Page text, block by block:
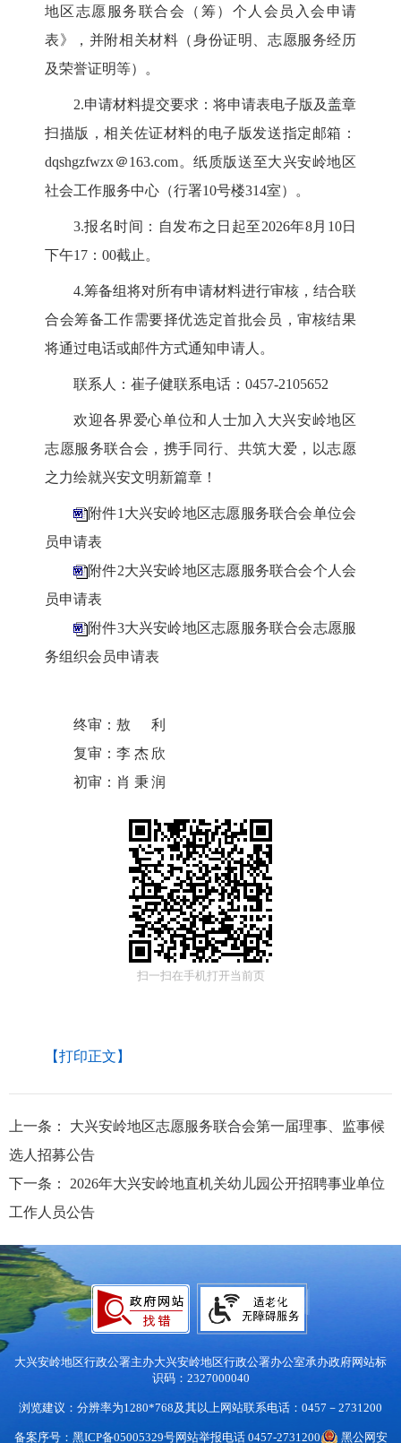
地区志愿服务联合会（筹）个人会员入会申请
表》，并附相关材料（身份证明、志愿服务经历
及荣誉证明等）。
2.申请材料提交要求：将申请表电子版及盖章
扫描版，相关佐证材料的电子版发送指定邮箱：
dqshgzfwzx＠163.com。纸质版送至大兴安岭地区
社会工作服务中心（行署10号楼314室）。
3.报名时间：自发布之日起至2026年8月10日
下午17：00截止。
4.筹备组将对所有申请材料进行审核，结合联
合会筹备工作需要择优选定首批会员，审核结果
将通过电话或邮件方式通知申请人。
联系人：崔子健联系电话： 0457-2105652
欢迎各界爱心单位和人士加入大兴安岭地区
志愿服务联合会，携手同行、共筑大爱，以志愿
之力绘就兴安文明新篇章！
附件1大兴安岭地区志愿服务联合会单位会
员申请表
附件2大兴安岭地区志愿服务联合会个人会
员申请表
附件3大兴安岭地区志愿服务联合会志愿服
务组织会员申请表
终审： 敖利
复审： 李杰欣
初审： 肖秉润
扫一扫在手机打开当前页
【打印正文】
上一条：
大兴安岭地区志愿服务联合会第一届理事、监事候
选人招募公告
下一条：
2026年大兴安岭地直机关幼儿园公开招聘事业单位
工作人员公告
大兴安岭地区行政公署主办大兴安岭地区行政公署办公室承办政府网站标
识码：2327000040
浏览建议：分辨率为1280*768及其以上网站联系电话：0457－2731200
备案序号：黑ICP备05005329号网站举报电话 0457-2731200 黑公网安